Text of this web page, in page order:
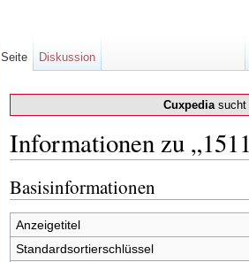
Cuxpediasucht
Informationen zu
Basisinformationen
Anzeigetitel
Standardsortierschlüssel
Seite Diskussion